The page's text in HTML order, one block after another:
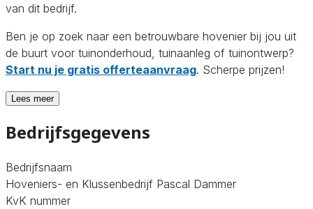
van dit bedrijf.
Ben je op zoek naar een betrouwbare hovenier bij jou uit
de buurt voor tuinonderhoud, tuinaanleg of tuinontwerp?
Start nu je gratis offerteaanvraag. Scherpe prijzen!
Lees meer
Bedrijfsgegevens
Bedrijfsnaam
Hoveniers- en Klussenbedrijf Pascal Dammer
KvK nummer